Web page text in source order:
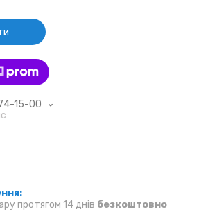
15-00
протягом 14 днів безкоштовно